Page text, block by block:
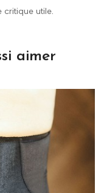
critique utile.
aimer